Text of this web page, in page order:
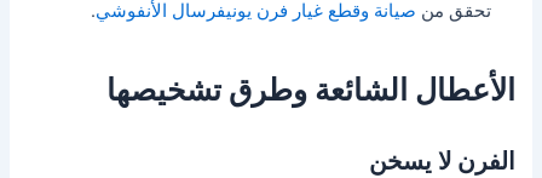
تحقق من صيانة وقطع غيار فرن يونيفرسال الأنفوشي.
الأعطال الشائعة وطرق تشخيصها
الفرن لا يسخن